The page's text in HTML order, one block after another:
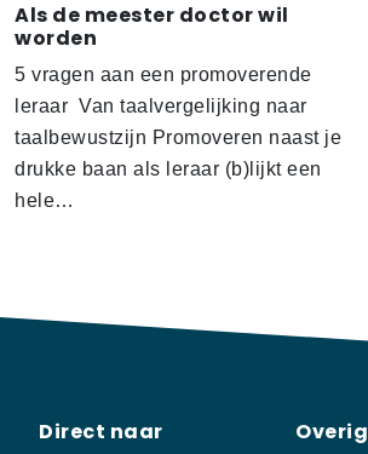
Als de meester doctor wil
worden
5 vragen aan een promoverende
leraar Van taalvergelijking naar
taalbewustzijn Promoveren naast je
drukke baan als leraar (b)lijkt een
hele…
Direct naar Overig